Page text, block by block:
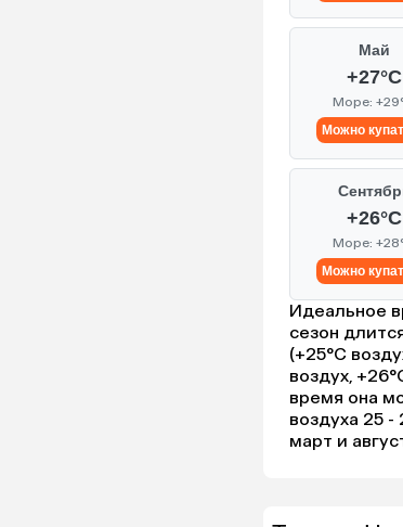
Май
+27°C
Море:
Можно
+26°C
Море:
Можно
Идеальное
сезон
(+25°C
воздух,
время она
воздуха 25
март и